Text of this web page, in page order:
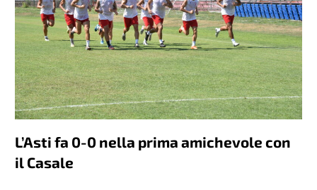
L’Asti fa 0-0 nella prima amichevole con
il Casale